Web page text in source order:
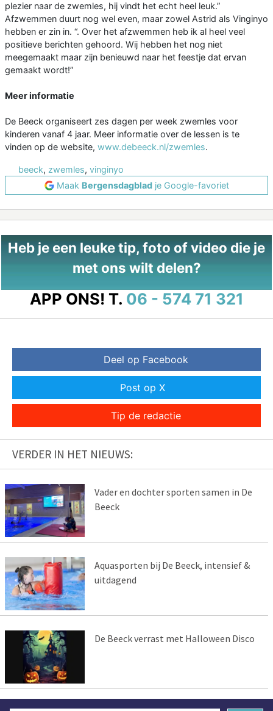
plezier naar de zwemles, hij vindt het echt heel leuk.”
Afzwemmen duurt nog wel even, maar zowel Astrid als Vinginyo
hebben er zin in. “. Over het afzwemmen heb ik al heel veel
positieve berichten gehoord. Wij hebben het nog niet
meegemaakt maar zijn benieuwd naar het feestje dat ervan
gemaakt wordt!”
Meer informatie
De Beeck organiseert zes dagen per week zwemles voor
kinderen vanaf 4 jaar. Meer informatie over de lessen is te
vinden op de website, www.debeeck.nl/zwemles.
beeck, zwemles, vinginyo
Maak Bergensdagbladje Google-favoriet
Heb je een leuke tip, foto of video die je
met ons wilt delen?
APP ONS! T. 06 - 574 71 321
Deel op Facebook
Post op X
Tip de redactie
VERDER IN HET NIEUWS:
Vader en dochter sporten samen in De
Beeck
Aquasporten bij De Beeck, intensief &
uitdagend
De Beeck verrast met Halloween Disco